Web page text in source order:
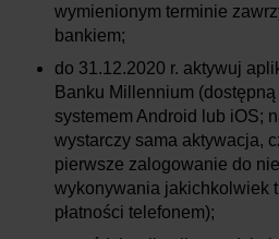
wymienionym terminie
bankiem;
do 31.12.2020 r. aktywuj
Banku Millennium
systemem Android lub iOS;
wystarczy sama aktywacja,
pierwsze zalogowanie do
wykonywania jakichkolwiek
płatności telefonem);